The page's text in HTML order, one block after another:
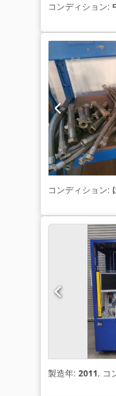
コンディション:
コンディション:
製造年: 2011, コ